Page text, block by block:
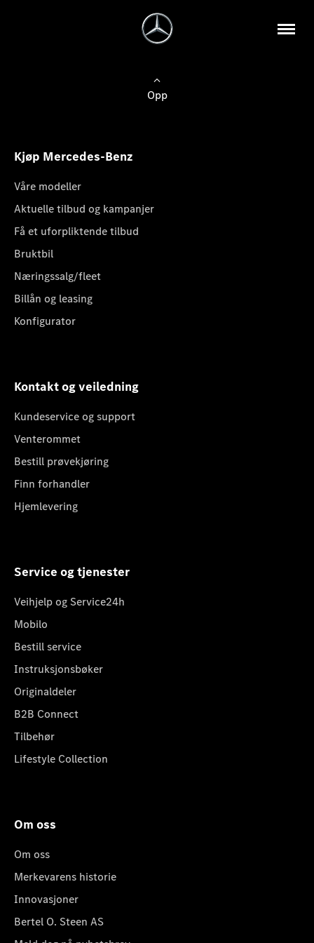
Opp
Kjøp Mercedes-Benz
Våre modeller
Aktuelle tilbud og kampanjer
Få et uforpliktende tilbud
Bruktbil
Næringssalg/fleet
Billån og leasing
Konfigurator
Kontakt og veiledning
Kundeservice og support
Venterommet
Bestill prøvekjøring
Finn forhandler
Hjemlevering
Service og tjenester
Veihjelp og Service24h
Mobilo
Bestill service
Instruksjonsbøker
Originaldeler
B2B Connect
Tilbehør
Lifestyle Collection
Om oss
Om oss
Merkevarens historie
Innovasjoner
Bertel O. Steen AS